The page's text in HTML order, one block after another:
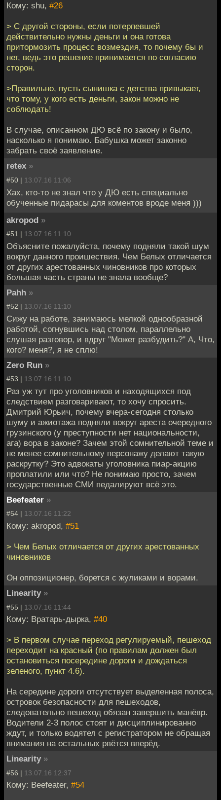
Кому: shu, #26
> С другой стороны, если потерпевшей
действительно нужны деньги и она готова
притормозить процесс возмездия, то почему бы и
нет, ведь это решение принимается по согласию
сторон.
>Правильно, пусть сынишка с детства привыкает,
что тому, у кого есть деньги, закон можно не
соблюдать!
В случае, описанном ДЮ всё по закону и было,
насколько я понимаю. Бабушка может законно
забрать своё заявление.
retex »
#50 | 13.07.16 11:06
Хах, кто-то не знал что у ДЮ есть специально
обученные пидарасы для коментов вроде меня )))
akropod »
#51 | 13.07.16 11:10
Объясните пожалуйста, почему подняли такой шум
вокруг данного проишествия. Чем Белых отличается
от других арестованных чиновников про которых
большая часть страны не знала вообще?
Pahh »
#52 | 13.07.16 11:10
Сижу на работе, занимаюсь мелкой однообразной
работой, согнувшись над столом, параллельно
слушая разговор, и вдруг "Может разбудить?" А, Что,
кого? меня?, я не сплю!
Zero Run »
#53 | 13.07.16 11:10
Раз уж тут про уголовников и находящихся под
следствием разговаривают, то хочу спросить.
Дмитрий Юрьич, почему вчера-сегодня столько
шуму и ажиотажа подняли вокруг ареста очередного
грузинского (у преступности нет национальности,
ага) вора в законе? Зачем этой сомнительной теме и
не менее сомнительному персонажу делают такую
раскрутку? Это адвокаты уголовника пиар-акцию
проплатили или что? Не понимаю просто, зачем
государственные СМИ педалируют всё это.
Beefeater »
#54 | 13.07.16 11:22
Кому: akropod, #51
> Чем Белых отличается от других арестованных
чиновников
Он оппозиционер, борется с жуликами и ворами.
Linearity »
#55 | 13.07.16 11:44
Кому: Вратарь-дырка, #40
> В первом случае переход регулируемый, пешеход
переходит на красный (по правилам должен был
остановиться посередине дороги и дождаться
зеленого, пункт 4.6).
На середине дороги отсутствует выделенная полоса,
островок безопасности для пешеходов,
следовательно пешеход обязан завершить манёвр.
Водители 2-3 полос стоят и дисциплинированно
ждут, и только водятел с регистратором не обращая
внимания на остальных рвётся вперёд.
Linearity »
#56 | 13.07.16 12:37
Кому: Beefeater, #54